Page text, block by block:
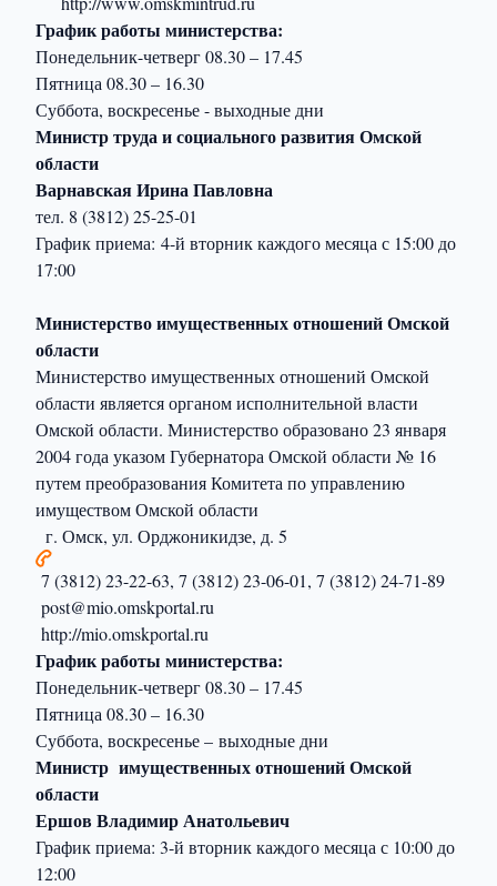
График работы министерства:
Понедельник-четверг 08.30 – 17.45
Пятница 08.30 – 16.30
Суббота, воскресенье - выходные дни
Министр труда и социального развития Омской
области
Варнавская Ирина Павловна
тел. 8 (3812) 25-25-01
График приема: 4-й вторник каждого месяца с 15:00 до
17:00
Министерство имущественных отношений Омской
области
Министерство имущественных отношений Омской
области является органом исполнительной власти
Омской области. Министерство образовано 23 января
2004 года указом Губернатора Омской области № 16
путем преобразования Комитета по управлению
имуществом Омской области
г. Омск, ул. Орджоникидзе, д. 5
7 (3812) 23-22-63, 7 (3812) 23-06-01, 7 (3812) 24-71-89
post@mio.omskportal.ru
http://mio.omskportal.ru
График работы министерства:
Понедельник-четверг 08.30 – 17.45
Пятница 08.30 – 16.30
Суббота, воскресенье – выходные дни
Министр имущественных отношений Омской
области
Ершов Владимир Анатольевич
График приема: 3-й вторник каждого месяца с 10:00 до
12:00